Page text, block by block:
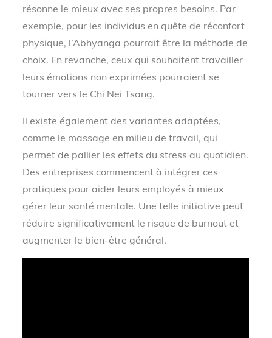
résonne le mieux avec ses propres besoins. Par
exemple, pour les individus en quête de réconfort
physique, l’Abhyanga pourrait être la méthode de
choix. En revanche, ceux qui souhaitent travailler
leurs émotions non exprimées pourraient se
tourner vers le Chi Nei Tsang.
Il existe également des variantes adaptées,
comme le massage en milieu de travail, qui
permet de pallier les effets du stress au quotidien.
Des entreprises commencent à intégrer ces
pratiques pour aider leurs employés à mieux
gérer leur santé mentale. Une telle initiative peut
réduire significativement le risque de burnout et
augmenter le bien-être général.